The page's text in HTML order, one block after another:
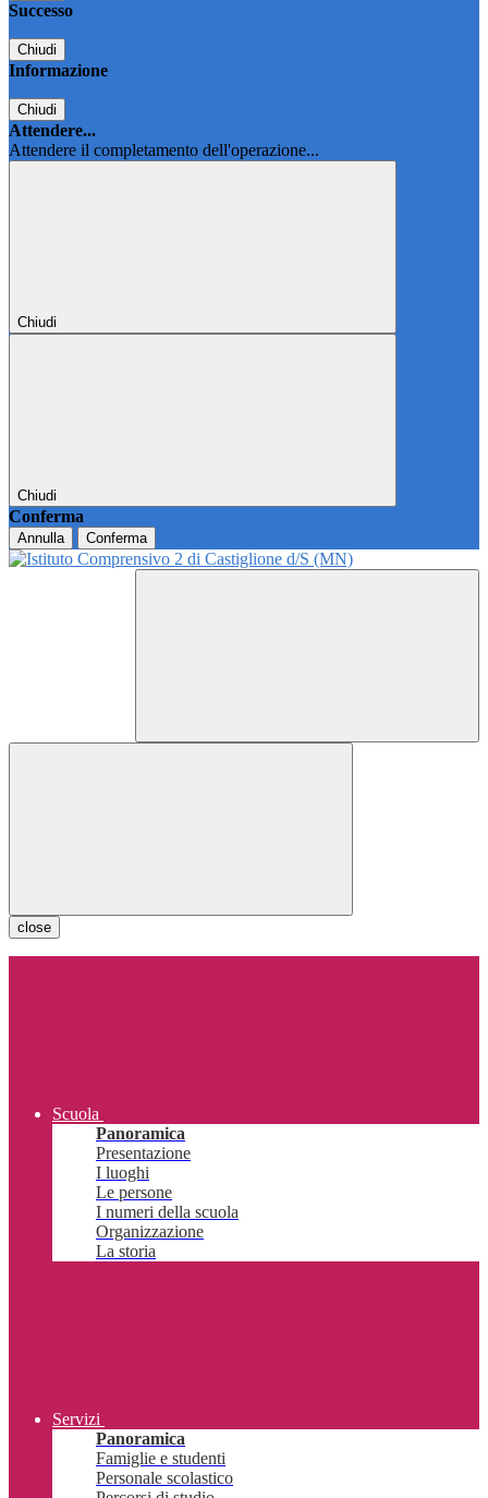
Successo
Chiudi
Informazione
Chiudi
Attendere...
Attendere il completamento dell'operazione...
Chiudi
Chiudi
Conferma
Annulla Conferma
close
Scuola
Panoramica
Presentazione
I luoghi
Le persone
I numeri della scuola
Organizzazione
La storia
Servizi
Panoramica
Famiglie e studenti
Personale scolastico